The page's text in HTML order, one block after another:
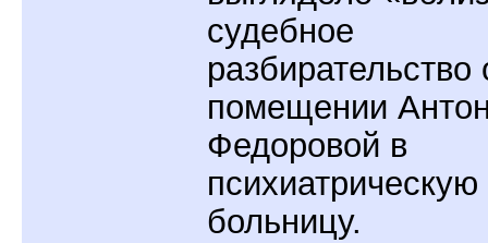
судебное
разбирательство
помещении
Федоровой в
психиатрическую
больницу.